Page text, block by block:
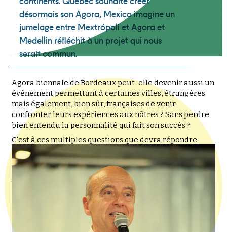
désormais son Agora, Mexico imagine un
jumelage entre Mextrópoli et Agora et
Medellin réfléchit à un projet qui nous
serait commun.
Agora biennale de Bordeaux peut-elle devenir aussi un
événement permettant à certaines villes, étrangères
mais également, bien sûr, françaises de venir
confronter leurs expériences aux nôtres ? Sans perdre
bien entendu la personnalité qui fait son succès ?
C’est à ces multiples questions que devra répondre
l’édition de 2017.
Président de Bordeaux Métropole